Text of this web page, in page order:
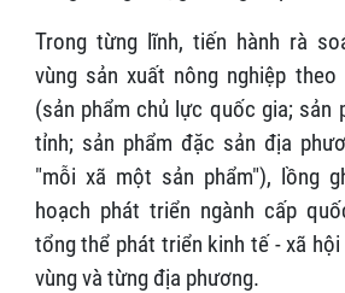
Trong từng lĩnh, tiến hành rà
vùng sản xuất nông nghiệp
(sản phẩm chủ lực quốc gia; sản
tỉnh; sản phẩm đặc sản địa
"mỗi xã một sản phẩm"), lồng
hoạch phát triển ngành cấp
tổng thể phát triển kinh tế - xã
vùng và từng địa phương.